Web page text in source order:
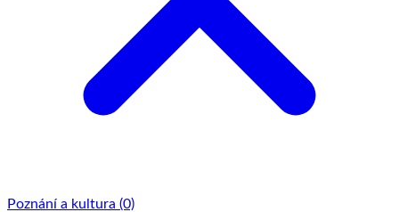
Poznání a kultura (0)